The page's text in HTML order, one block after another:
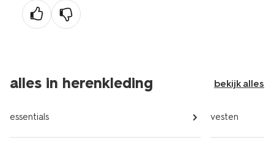
alles in herenkleding bekijk alles
essentials vesten